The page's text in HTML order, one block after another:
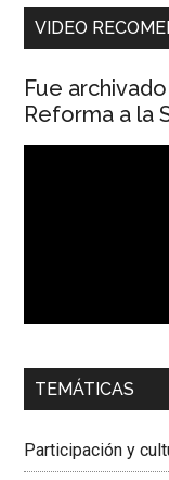
VIDEO
Fue
Reforma a la
00:00
Dra. Carolina
Colombiana
TEMÁTICAS
Participación y